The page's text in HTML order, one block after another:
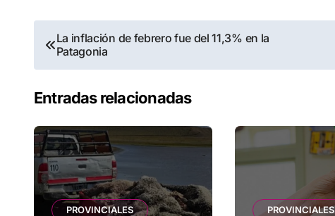
Navegación
de
entradas
La inflación de febrero fue del 11,3% en la
Patagonia
Entradas relacionadas
PROVINCIALES PROVINCIALES